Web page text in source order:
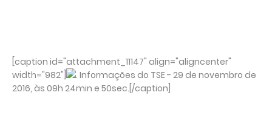
[caption id="attachment_11147" align="aligncenter"
width="982"]
Informações do TSE - 29 de novembro de
2016, às 09h 24min e 50sec.[/caption]